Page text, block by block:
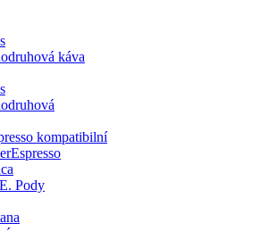
káva
kompatibilní
Pody